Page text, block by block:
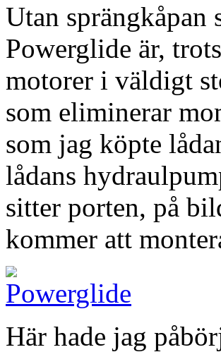
Utan
Powerglide är,
motorer i väldigt
som eliminerar
som jag köpte
lådans
sitter porten, på
kommer att
Här hade jag